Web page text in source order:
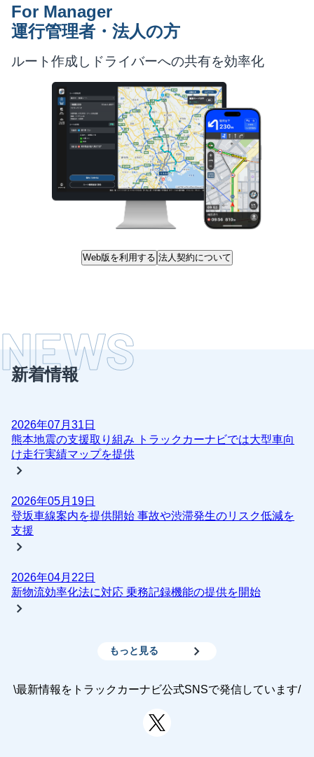
For Manager
運行管理者・法人の方
ルート作成しドライバーへの共有を効率化
Web版を利用する 法人契約について
NEWS
新着情報
2026年07月31日
熊本地震の支援取り組み トラックカーナビでは大型車向
け走行実績マップを提供
2026年05月19日
登坂車線案内を提供開始 事故や渋滞発生のリスク低減を
支援
2026年04月22日
新物流効率化法に対応 乗務記録機能の提供を開始
もっと見る
\最新情報をトラックカーナビ公式SNSで発信しています/